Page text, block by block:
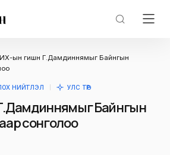
ын гишүүн Г.Дамдиннямыг Байнгын
НИЙТЛЭЛ УЛС ТӨР
Г.Дамдиннямыг Байнгын
сонголоо